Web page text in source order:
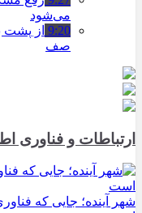
می‌شود
9:20 از پشت
صف
ارتباطات و فناوری
شهر آینده؛ جایی که